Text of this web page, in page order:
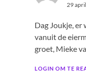
29
Dag Joukje,
vanuit de
groet, Mieke
LOGIN OM TE